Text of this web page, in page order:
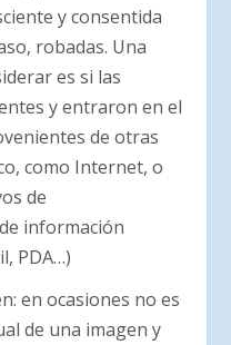
y consentida
robadas. Una
es si las
y entraron en el
de otras
como Internet, o
de
información
PDA…)
en ocasiones no es
de una imagen y